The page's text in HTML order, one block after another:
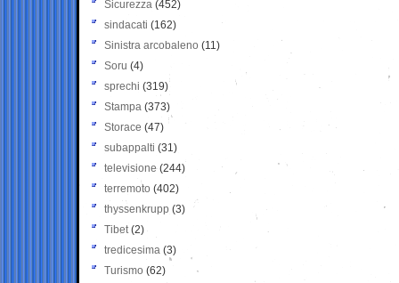
Sicurezza (452)
sindacati (162)
Sinistra arcobaleno (11)
Soru (4)
sprechi (319)
Stampa (373)
Storace (47)
subappalti (31)
televisione(244)
terremoto (402)
thyssenkrupp (3)
Tibet(2)
tredicesima (3)
Turismo (62)